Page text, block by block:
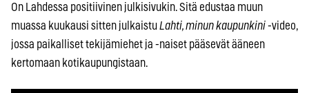
On Lahdessa positiivinen julkisivukin. Sitä edustaa muun
muassa kuukausi sitten julkaistuLahti, minun kaupunkini-video,
jossa paikalliset tekijämiehet ja -naiset pääsevät ääneen
kertomaan kotikaupungistaan.